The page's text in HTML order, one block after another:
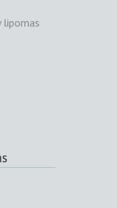
lipomas